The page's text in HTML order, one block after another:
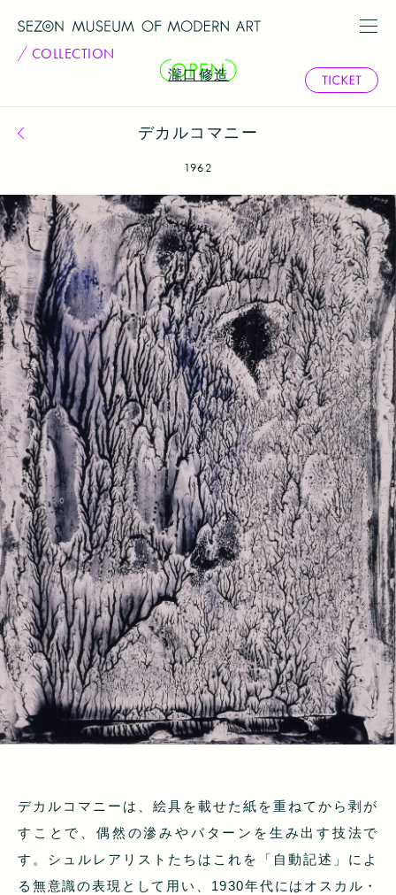
COLLECTION
瀧口修造
コレクション一覧へ戻るデカルコマニー
1962
デカルコマニーは、絵具を載せた紙を重ねてから剥が
すことで、偶然の滲みやパターンを生み出す技法で
す。シュルレアリストたちはこれを「自動記述」によ
る無意識の表現として用い、1930年代にはオスカル・